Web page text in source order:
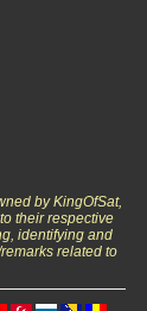
by KingOfSat,
their respective
identifying and
related to